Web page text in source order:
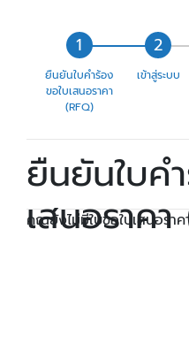
ยืนยันใบคำร้อง
ขอใบเสนอราคา
(RFQ)
เข้าสู่ระบบ
ยืนยันใบค
เสนอราคา
คุณยังไม่มีใบขอใบเสนอราค